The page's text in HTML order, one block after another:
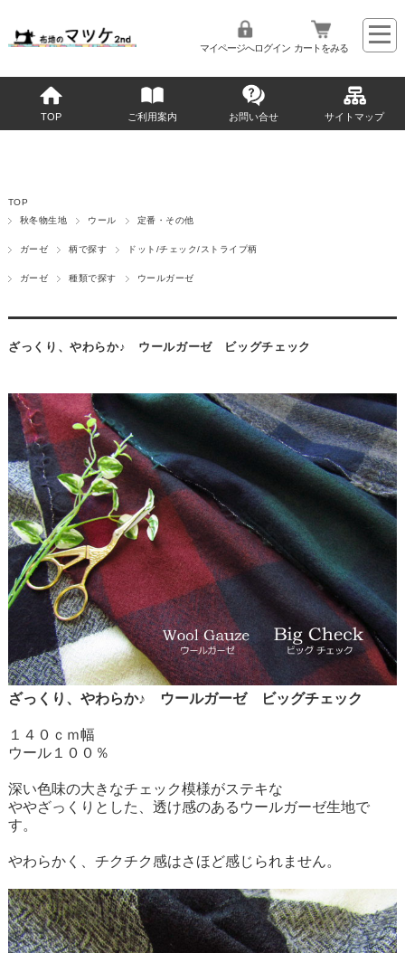
マイページへログイン カートをみる
TOP ご利用案内 お問い合せ サイトマップ
TOP
秋冬物生地
ウール 定番・その他
ガーゼ 柄で探す ドット/チェック/ストライプ柄
ガーゼ 種類で探す ウールガーゼ
ざっくり、やわらか♪ ウールガーゼ ビッグチェック
ざっくり、やわらか♪ ウールガーゼ ビッグチェック
１４０ｃｍ幅
ウール１００％
深い色味の大きなチェック模様がステキな
ややざっくりとした、透け感のあるウールガーゼ生地で
す。
やわらかく、チクチク感はさほど感じられません。